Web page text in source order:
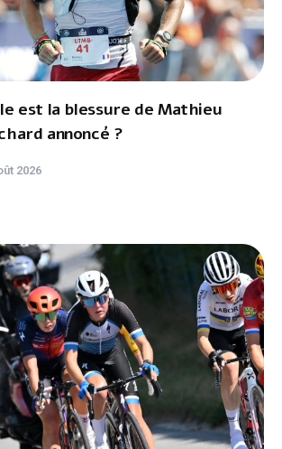
est la blessure de Mathieu
annoncé ?
2026